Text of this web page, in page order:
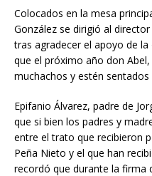
Colocados en la mesa
González se dirigió al
tras agradecer el apoyo de la
que el próximo año don
muchachos y estén sentados
Epifanio Álvarez, padre de
que si bien los padres y
entre el trato que recibieron
Peña Nieto y el que han
recordó que durante la firma